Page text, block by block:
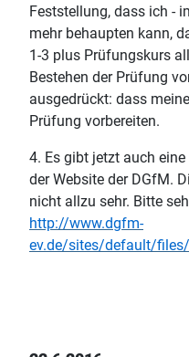
Feststellung, dass ich -
mehr behaupten kann,
1-3 plus Prüfungskurs
Bestehen der Prüfung
ausgedrückt: dass
Prüfung vorbereiten.
4. Es gibt jetzt auch
der Website der DGfM.
nicht allzu sehr. Bitte
http://www.dgfm-
ev.de/sites/default/